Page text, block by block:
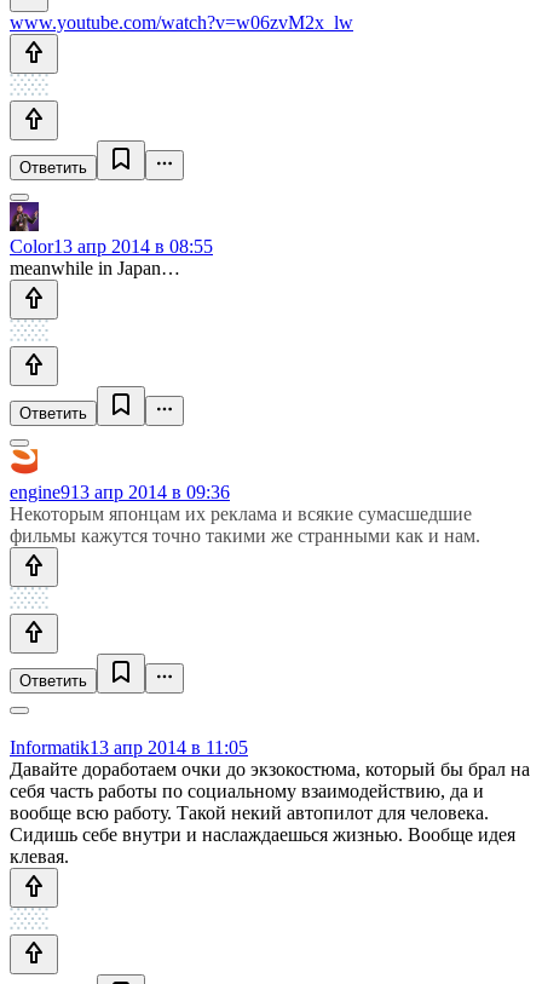
www.youtube.com/watch?v=w06zvM2x_lw
Ответить
Color13 апр 2014 в 08:55
meanwhile in Japan…
Ответить
engine913 апр 2014 в 09:36
Некоторым японцам их реклама и всякие сумасшедшие
фильмы кажутся точно такими же странными как и нам.
Ответить
Informatik13 апр 2014 в 11:05
Давайте доработаем очки до экзокостюма, который бы брал на
себя часть работы по социальному взаимодействию, да и
вообще всю работу. Такой некий автопилот для человека.
Сидишь себе внутри и наслаждаешься жизнью. Вообще идея
клевая.